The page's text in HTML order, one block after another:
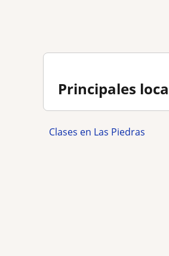
Principales
Clases en Las Piedras